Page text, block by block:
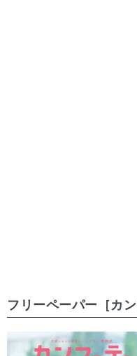
フリーペーパー［カン